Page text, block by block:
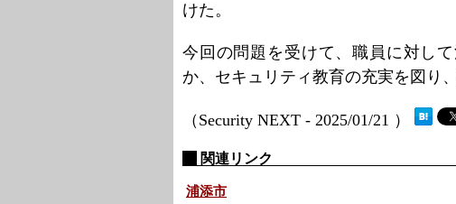
けた。
今回の問題を受けて、職員に対し
か、セキュリティ教育の充実を図り
（Security NEXT - 2025/01/21 ）
関連リンク
浦添市